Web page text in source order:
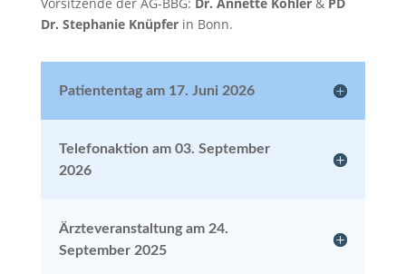
Dr. Stephanie Knüpferin Bonn.
Patiententag am 17. Juni 2026
Telefonaktion am 03. September
2026
Ärzteveranstaltung am 24.
September 2025